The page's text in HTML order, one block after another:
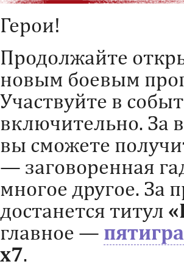
Герои!
Продолжайте
новым боевым
Участвуйте в
включительно. За
вы сможете
— заговоренная
многое другое. За
достанется титул
главное —
х7.